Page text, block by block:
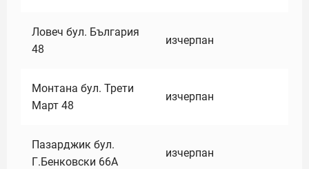
Ловеч бул. България
48
изчерпан
Монтана бул. Трети
Март 48
изчерпан
Пазарджик бул.
Г.Бенковски 66А
изчерпан